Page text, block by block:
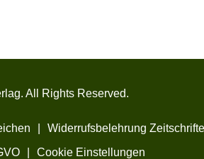
All Rights Reserved.
Widerrufsbelehrung
Cookie Einstellungen